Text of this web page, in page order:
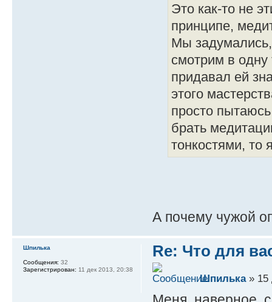
Это как-то не
принципе,
Мы
смотрим в
придавал ей
этого
просто
брать
тонкостями, то
А почему чужой
Re: Что для
Шпилька» 15
Шпилька
Сообщения: 32
Зарегистрирован: 11 дек 2013, 20:38